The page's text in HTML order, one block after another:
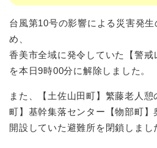
台風第10号の影響による災害発
め、
香美市全域に発令していた【警戒
を本日9時00分に解除しました。
また、【土佐山田町】繁藤老人
町】基幹集落センター【物部町】
開設していた避難所を閉鎖しまし